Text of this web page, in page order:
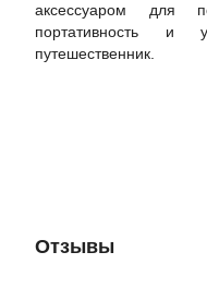
аксессуаром для
портативность и
путешественник.
Отзывы